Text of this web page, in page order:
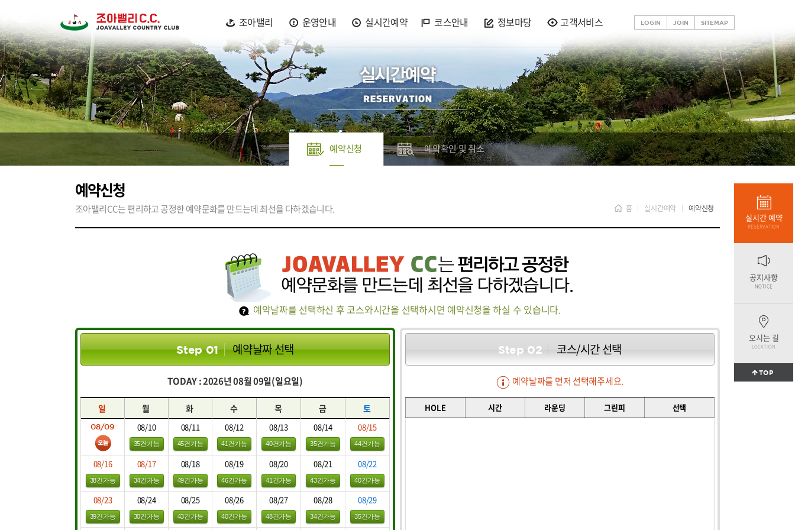
조아밸리 운영안내 실시간예약 코스안내 정보마당 고객서비스 LOGIN JOIN SITEMAP
예약신청 예약확인 및 취소
실시간 예약
RESERVATION
공지사항
NOTICE
오시는 길
LOCATION
TOP
예약신청
조아밸리CC는 편리하고 공정한 예약문화를 만드는데 최선을 다하겠습니다. 홈 실시간예약 예약신청
예약날짜를 선택하신 후 코스와시간을 선택하시면 예약신청을 하실 수 있습니다.
Step 01 예약날짜 선택
TODAY : 2026년 08월 09일(일요일)
일 월 화 수 목 금 토
08/09 08/10
35건가능
08/11
45건가능
08/12
41건가능
08/13
40건가능
08/14
35건가능
08/15
44건가능
08/16
38건가능
08/17
34건가능
08/18
49건가능
08/19
46건가능
08/20
41건가능
08/21
43건가능
08/22
40건가능
08/23
39건가능
08/24
30건가능
08/25
43건가능
08/26
40건가능
08/27
48건가능
08/28
34건가능
08/29
35건가능
Step 02 코스/시간 선택
예약날짜를 먼저 선택해주세요.
HOLE 시간 라운딩 그린피 선택